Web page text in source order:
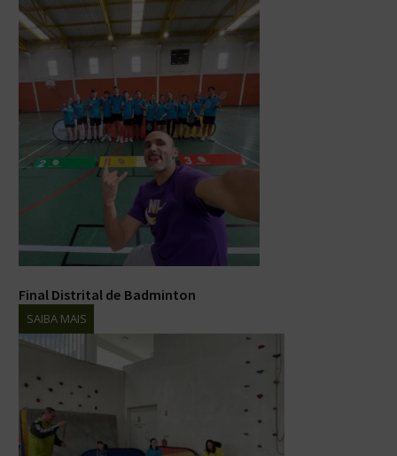
Final Distrital de Badminton
SAIBA MAIS